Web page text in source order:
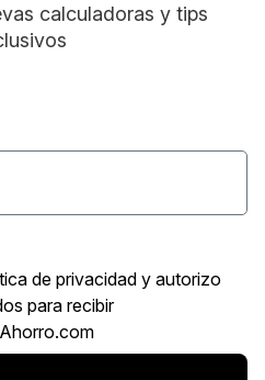
calculadoras y tips
de privacidad y autorizo
para recibir